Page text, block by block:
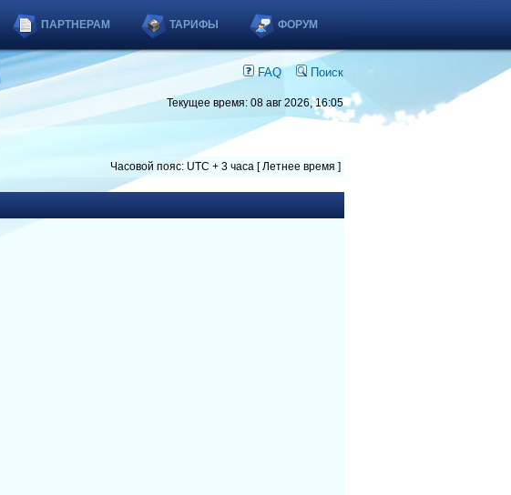
ПАРТНЕРАМ ТАРИФЫ ФОРУМ
FAQ Поиск
Текущее время: 08 авг 2026, 16:05
Часовой пояс: UTC + 3 часа [ Летнее время ]